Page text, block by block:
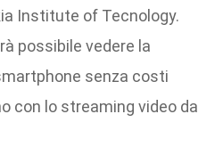
Institute of Tecnology.
possibile vedere la
senza costi
con lo streaming video da